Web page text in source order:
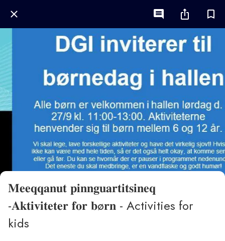
𝐌𝐞𝐞𝐪𝐪𝐚𝐧𝐮𝐭 𝐩𝐢𝐧𝐧𝐠𝐮𝐚𝐫𝐭𝐢𝐭𝐬𝐢𝐧𝐞𝐪
-𝐀𝐤𝐭𝐢𝐯𝐢𝐭𝐞𝐭𝐞𝐫 𝐟𝐨𝐫 𝐛ø𝐫𝐧 - Activities for
kids